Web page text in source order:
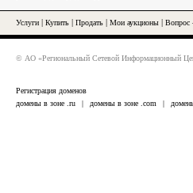
Услуги Купить Продать Мои аукционы Вопрос
© АО «Региональный Сетевой Информационный
Регистрация доменов
домены в зоне .ru
| домены в зоне .com |